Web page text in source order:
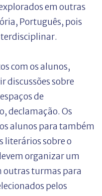
em outras
Português, pois
com os alunos,
discussões sobre
de
declamação. Os
alunos para também
literários sobre o
organizar um
outras turmas para
pelos